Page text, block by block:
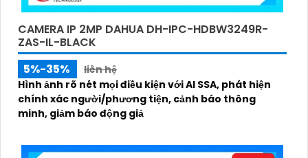
CAMERA IP 2MP DAHUA DH-IPC-HDBW3249R-
ZAS-IL-BLACK
5%-35%
liên hệ
Hình ảnh rõ nét mọi điều kiện với AI SSA, phát hiện
chính xác người/phương tiện, cảnh báo thông
minh, giảm báo động giả